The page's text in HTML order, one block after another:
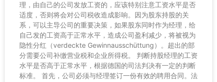
理，由自己的公司发放工资的，应该特别注意工资水平是否
适度，否则将会对公司税收造成影响。因为股东持股的关
系，可以主导公司的重要决策，如果股东同时作为经理，给
自己发的工资高于正常水平，造成公司盈利减少，将被视为
隐性分红（verdeckte Gewinnausschüttung）。超出的部
分需要公司补缴营业税和企业所得税。 判断持股经理的工资
水平是否高于正常水平，根据德国的司法判决有一定的判断
标准。 首先，公司必须与经理签订一份有效的聘用合同。法